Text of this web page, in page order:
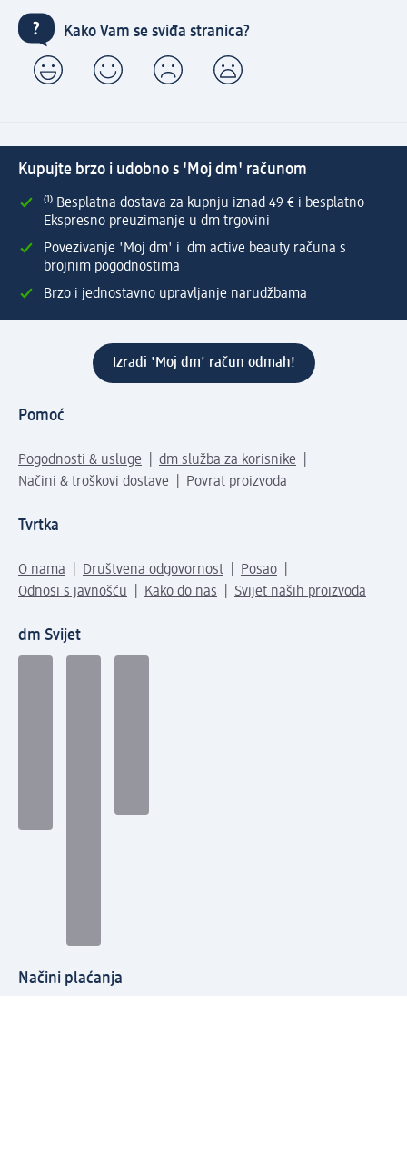
Kako Vam se sviđa stranica?
Kupujte brzo i udobno s 'Moj dm' računom
⁽¹⁾ Besplatna dostava za kupnju iznad 49 € i besplatno
Ekspresno preuzimanje u dm trgovini
Povezivanje 'Moj dm' i dm active beauty računa s
brojnim pogodnostima
Brzo i jednostavno upravljanje narudžbama
Izradi 'Moj dm' račun odmah!
Pomoć
Pogodnosti & usluge
dm služba za korisnike
Načini & troškovi dostave
Povrat proizvoda
Tvrtka
O nama Društvena odgovornost
Posao
Odnosi s javnošću
Kako do nas Svijet naših proizvoda
dm Svijet
Načini plaćanja